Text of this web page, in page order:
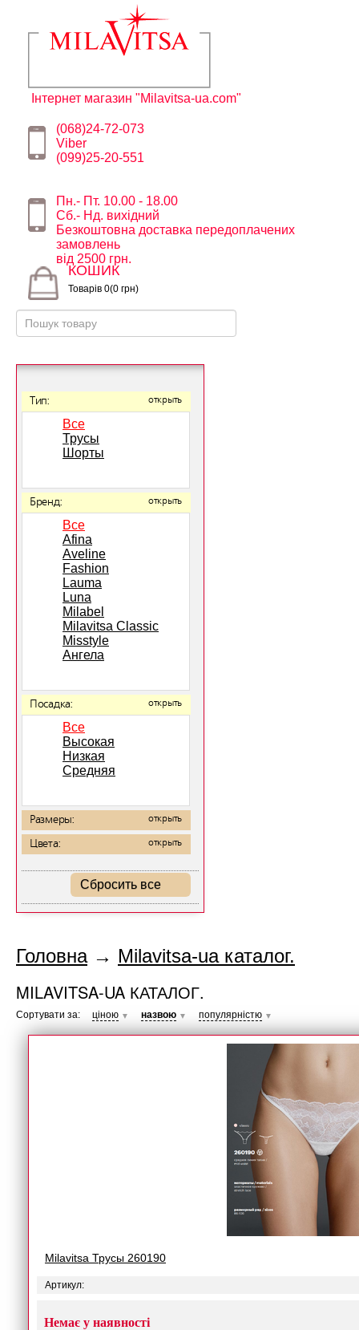
Інтернет магазин "Milavitsa-ua.com"
(068)24-72-073
Viber
(099)25-20-551
Пн.- Пт. 10.00 - 18.00
Сб.- Нд. вихідний
Безкоштовна доставка передоплачених
замовлень
від 2500 грн.
КОШИК
Товарів 0(0 грн)
Тип: открыть
Все
Трусы
Шорты
Бренд: открыть
Все
Afina
Aveline
Fashion
Lauma
Luna
Milabel
Milavitsa Classic
Misstyle
Ангела
Посадка: открыть
Все
Высокая
Низкая
Средняя
Размеры: открыть
Цвета: открыть
Сбросить все
Головна→ Milavitsa-ua каталог.
MILAVITSA-UA КАТАЛОГ.
Сортувати за: ціною ▼ назвою ▼ популярністю ▼
Milavitsa Трусы 260190
Артикул:
Немає у наявності